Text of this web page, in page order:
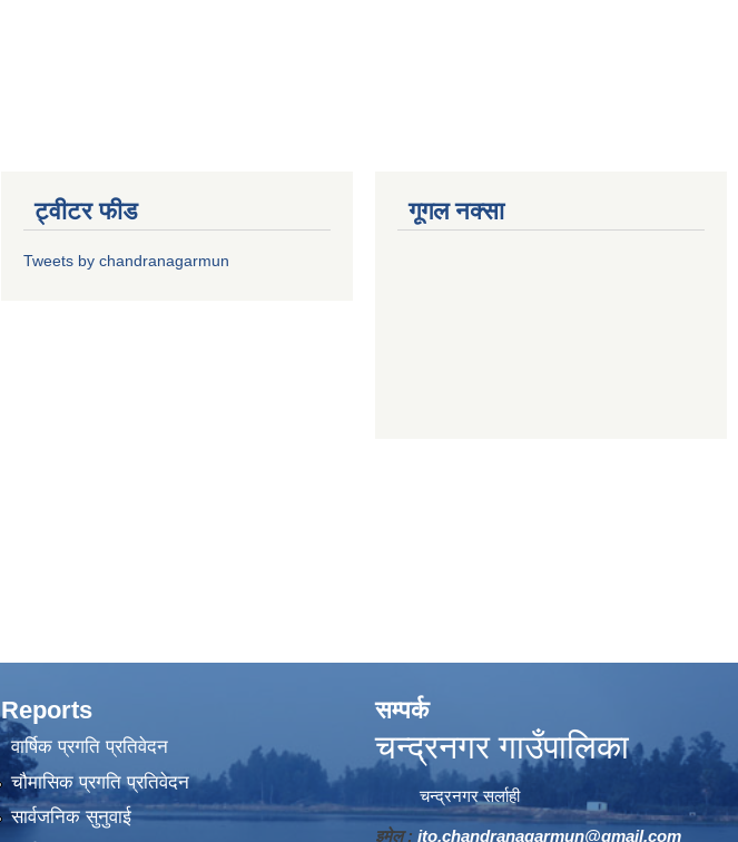
ट्वीटर फीड
Tweets by chandranagarmun
गूगल नक्सा
Reports
वार्षिक प्रगति प्रतिवेदन
चौमासिक प्रगति प्रतिवेदन
सार्वजनिक सुनुवाई
सम्पर्क
चन्द्रनगर गाउँपालिका
चन्द्रनगर सर्लाही
इमेल : ito.chandranagarmun@gmail.com